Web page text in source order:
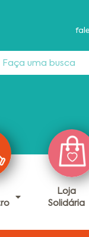
Loja
Solidária